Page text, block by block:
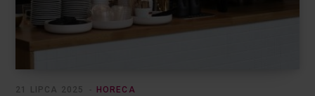
HORECA
21 LIPCA 2025